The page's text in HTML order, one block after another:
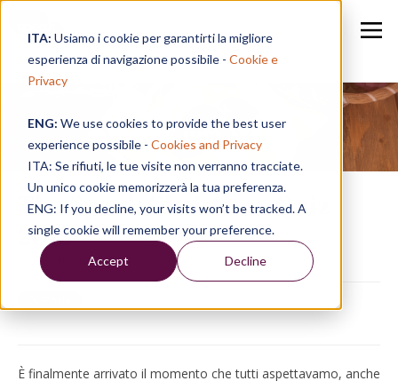
ITA: Usiamo i cookie per garantirti la migliore
esperienza di navigazione possibile - Cookie e
Privacy
ENG: We use cookies to provide the best user
experience possibile - Cookies and Privacy
ITA: Se rifiuti, le tue visite non verranno tracciate.
Un unico cookie memorizzerà la tua preferenza.
ENG: If you decline, your visits won’t be tracked. A
single cookie will remember your preference.
Accept Decline
Speak in a Week
The Speak Christmas Quiz
2019
19/12/19, 14:38
È finalmente arrivato il momento che tutti aspettavamo, anche